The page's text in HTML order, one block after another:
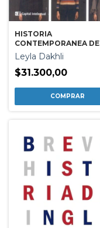
HISTORIA
CONTEMPORANEA DE
MEDIO ORIENTE
Leyla Dakhli
$31.300,00